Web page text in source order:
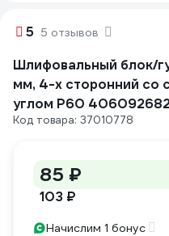
5 5 отзывов
Шлифовальный блок/
мм, 4-х сторонний со
углом Р60
Код товара: 37010778
85 ₽
103 ₽
Начислим 1 бонус